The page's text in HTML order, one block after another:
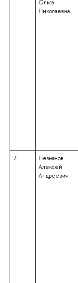
Ольга
Николаевна
7.
Незнанов
Алексей
Андреевич